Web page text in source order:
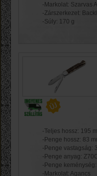
-Markolat: Szarvas
-Zárszerkezet:
-Súly: 170 g
-Teljes hossz: 195
-Penge hossz: 83
-Penge vastagság:
-Penge anyag:
-Penge
-Markolat: Agancs